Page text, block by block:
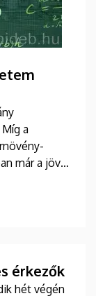
a
már a jövő
a kutatók.
érkezők
hét végén